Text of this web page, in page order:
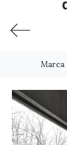
Marca